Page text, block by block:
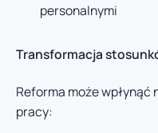
personalnymi
Transformacja
Reforma może
pracy: